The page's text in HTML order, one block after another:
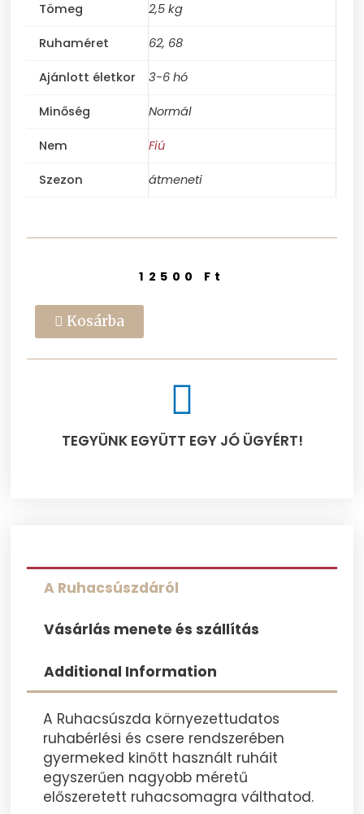
Tömeg 2,5 kg
Ruhaméret 62, 68
Ajánlott életkor 3-6 hó
Minőség Normál
Nem Fiú
Szezon átmeneti
12500 Ft
Kosárba
TEGYÜNK EGYÜTT EGY JÓ ÜGYÉRT!​
A Ruhacsúszdáról
Vásárlás menete és szállítás
Additional Information
A Ruhacsúszda környezettudatos
ruhabérlési és csere rendszerében
gyermeked kinőtt használt ruháit
egyszerűen nagyobb méretű
előszeretett ruhacsomagra válthatod.